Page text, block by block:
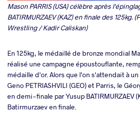
Mason PARRIS (USA) célèbre après
BATIRMURZAEV (KAZ) en finale des 125kg.
Wrestling / Kadir Caliskan)
En 125kg, le médaillé de bronze mondial
réalisé une campagne époustouflante,
médaille d'or. Alors que l'on s'attendait à
Geno PETRIASHVILI (GEO) et Parris, le
en demi-finale par Yusup BATIRMURZAEV
Batirmurzaev en finale.